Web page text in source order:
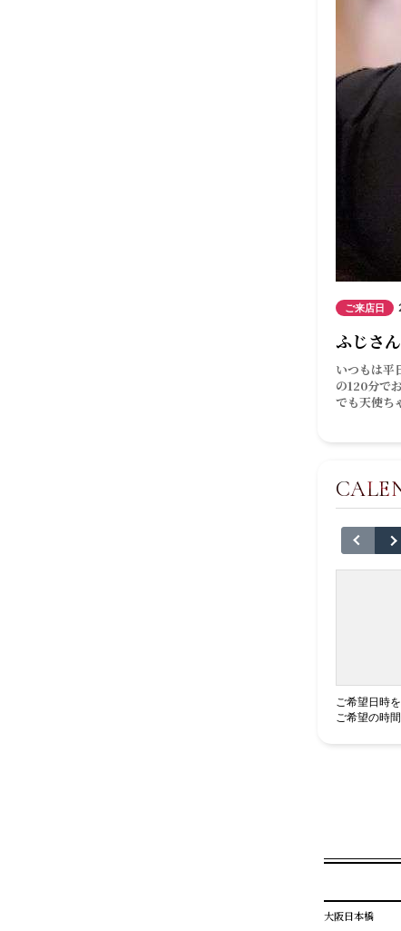
ご来店日
ふじさ
いつもは平
の120分で
でも天使ち
ご希望日時
ご希望の時
大阪日本橋